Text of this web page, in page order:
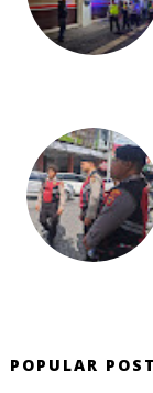
POPULAR